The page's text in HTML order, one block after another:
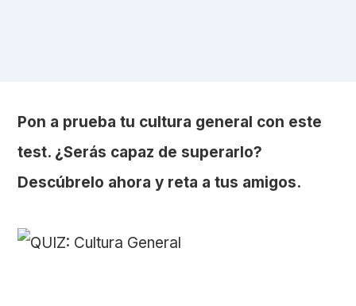
Pon a prueba tu cultura general con este
test. ¿Serás capaz de superarlo?
Descúbrelo ahora y reta a tus amigos.